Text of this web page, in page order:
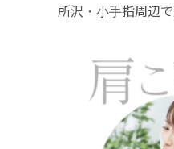
所沢・小手指周辺